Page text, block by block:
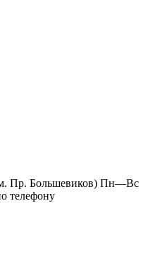
Пр. Большевиков) Пн—Вс
телефону